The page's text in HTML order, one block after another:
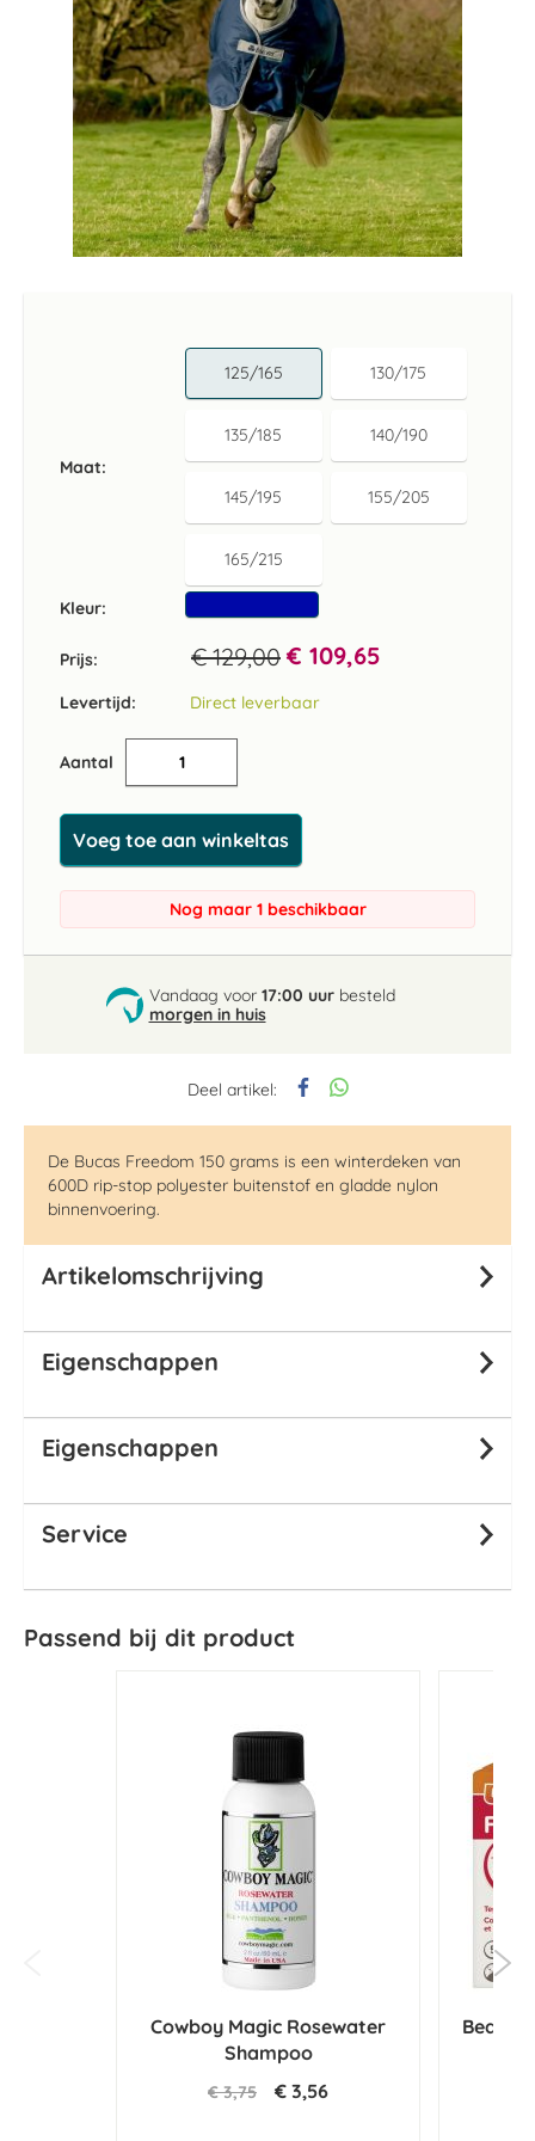
Deel artikel:
Maat
125/165 130/175
135/185 140/190
145/195 155/205
165/215
Kleur
Prijs: € 129,00 € 109,65
Levertijd: Direct leverbaar
Aantal
Voeg toe aan winkeltas
Nog maar 1 beschikbaar
Vandaag voor 17:00 uurbesteld
morgen in huis
De Bucas Freedom 150 grams is een winterdeken van
600D rip-stop polyester buitenstof en gladde nylon
binnenvoering.
Artikelomschrijving
Eigenschappen
Eigenschappen
Service
Passend bij dit product
Cowboy Magic Rosewater
Shampoo
€ 3,75 € 3,56